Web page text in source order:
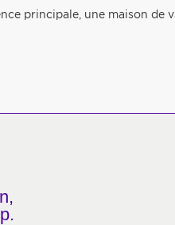
principale, une maison de